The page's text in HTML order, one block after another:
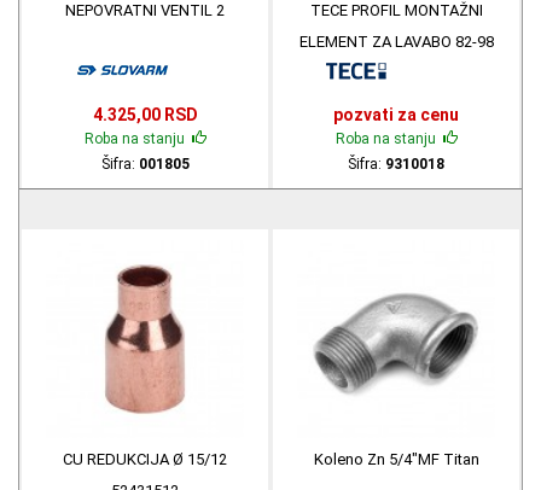
NEPOVRATNI VENTIL 2
4.325,00 RSD
Roba na stanju
Šifra: 001805
TECE PROFIL MONTAŽNI
ELEMENT ZA LAVABO 82-98
9310018
pozvati za cenu
Roba na stanju
Šifra: 9310018
CU REDUKCIJA Ø 15/12
Koleno Zn 5/4"MF Titan